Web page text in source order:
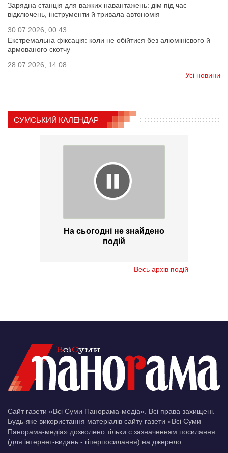
Зарядна станція для важких навантажень: дім під час
відключень, інструменти й тривала автономія
30.07.2026, 00:43
Екстремальна фіксація: коли не обійтися без алюмінієвого й
армованого скотчу
28.07.2026, 14:08
Усі новини
СУМСЬКИЙ КАЛЕНДАР
На сьогодні не знайдено
подій
Весь архів подій
Сайт газети «Всі Суми Панорама-медіа». Всі права захищені.
Будь-яке використання матеріалів сайту газети «Всі Суми
Панорама-медіа» дозволено тільки c зазначенням посилання
(для інтернет-видань - гіперпосилання) на джерело.